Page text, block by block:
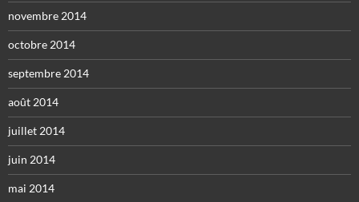
novembre 2014
octobre 2014
septembre 2014
août 2014
juillet 2014
juin 2014
mai 2014